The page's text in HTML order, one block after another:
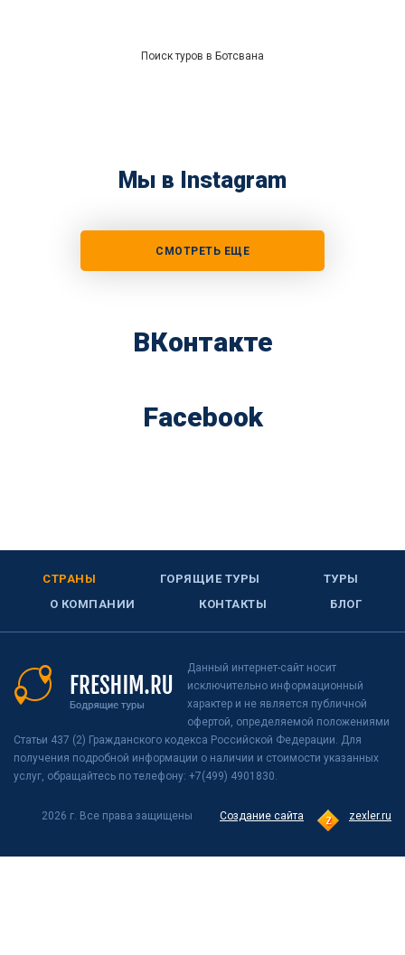
Поиск туров в Ботсвана
Мы в Instagram
СМОТРЕТЬ ЕЩЕ
ВКонтакте
Facebook
СТРАНЫ ГОРЯЩИЕ ТУРЫ
ТУРЫ
О КОМПАНИИ
КОНТАКТЫ БЛОГ
Данный интернет-сайт носит
исключительно информационный
характер и не является публичной
офертой, определяемой положениями
Статьи 437 (2) Гражданского кодекса Российской Федерации. Для
получения подробной информации о наличии и стоимости указанных
услуг, обращайтесь по телефону: +7(499) 4901830.
Создание сайта zexler.ru
2026 г. Все права защищены